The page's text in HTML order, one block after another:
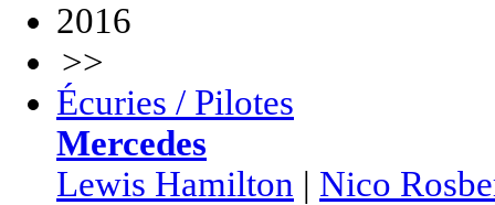
2016
>>
Écuries / Pilotes
Mercedes
Lewis Hamilton | Nico